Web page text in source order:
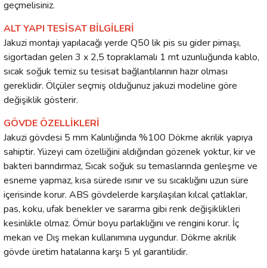
geçmelisiniz.
ALT YAPI TESİSAT BİLGİLERİ
Jakuzi montajı yapılacağı yerde Q50 lik pis su gider pimaşı,
sigortadan gelen 3 x 2,5 topraklamalı 1 mt uzunluğunda kablo,
sıcak soğuk temiz su tesisat bağlantılarının hazır olması
gereklidir. Ölçüler seçmiş olduğunuz jakuzi modeline göre
değişiklik gösterir.
GÖVDE ÖZELLİKLERİ
Jakuzi gövdesi 5 mm Kalınlığında %100 Dökme akrilik yapıya
sahiptir. Yüzeyi cam özelliğini aldığından gözenek yoktur, kir ve
bakteri barındırmaz, Sıcak soğuk su temaslarında genleşme ve
esneme yapmaz, kısa sürede ısınır ve su sıcaklığını uzun süre
içerisinde korur. ABS gövdelerde karşılaşılan kılcal çatlaklar,
pas, koku, ufak benekler ve sararma gibi renk değişiklikleri
kesinlikle olmaz. Ömür boyu parlaklığını ve rengini korur. İç
mekan ve Dış mekan kullanımına uygundur. Dökme akrilik
gövde üretim hatalarına karşı 5 yıl garantilidir.